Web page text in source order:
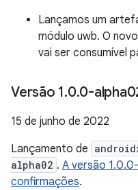
Lançamos um
módulo uwb. O
vai ser consumível
Versão 1.0.0-
15 de junho de 2022
Lançamento de
alpha02 . A versão
confirmações.